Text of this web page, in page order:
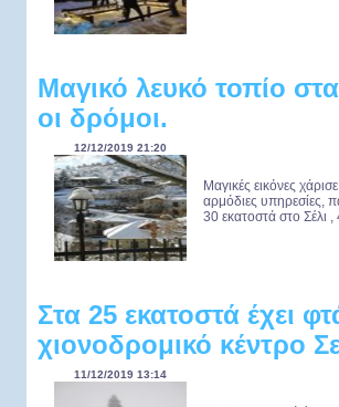
Μαγικό λευκό τοπίο
οι δρόμοι.
12/12/2019 21:20
Μαγικές εικόνες
αρμόδιες υπηρεσίες,
30 εκατοστά στο Σέλι
Στα 25 εκατοστά έχει
χιονοδρομικό κέντρο
11/12/2019 13:14